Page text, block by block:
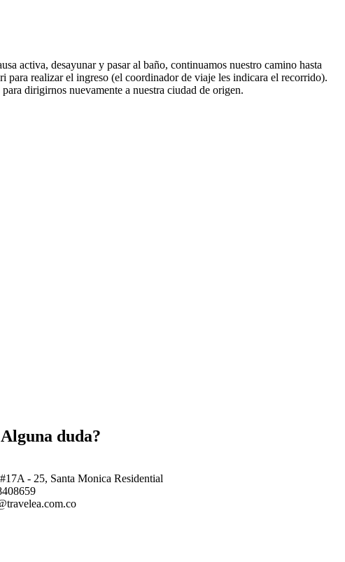
activa, desayunar y pasar al baño, continuamos nuestro camino hasta
realizar el ingreso (el coordinador de viaje les indicara el recorrido).
dirigirnos nuevamente a nuestra ciudad de origen.
duda?
- 25, Santa Monica Residential